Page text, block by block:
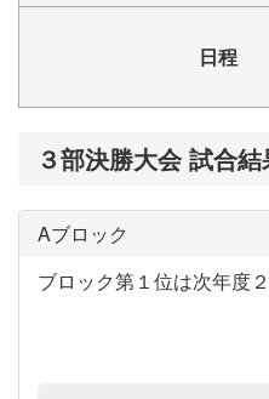
日程
３部決勝大会 試合結
Aブロック
ブロック第１位は次年度